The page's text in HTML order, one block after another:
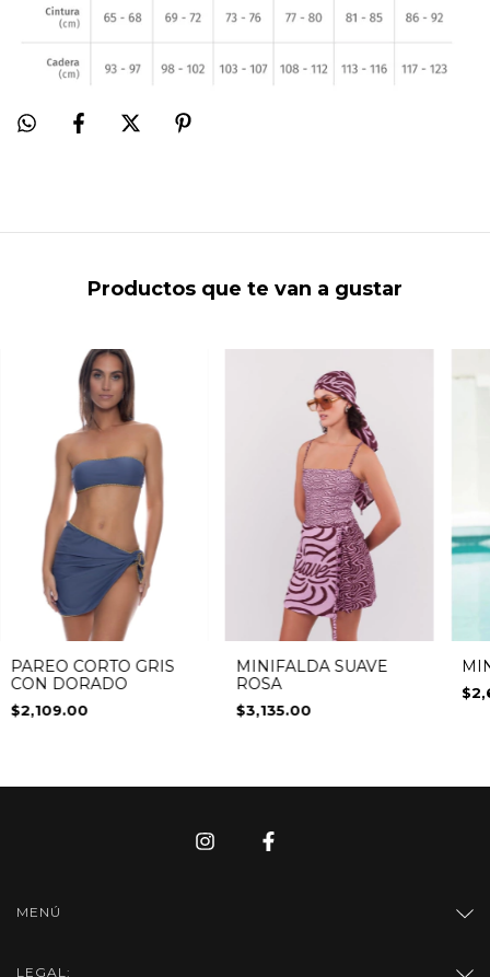
Productos que te van a gustar
PAREO CORTO GRIS
CON DORADO
$2,109.00
MINIFALDA SUAVE
ROSA
$3,135.00
MENÚ
LEGAL: